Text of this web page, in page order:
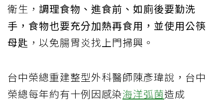
衛生， 調理食物、進食前、如廁後要勤洗
手，食物也要充分加熱再食用，並使用公筷
母匙 ，以免腸胃炎找上門掃興。
台中榮總重建整型外科醫師陳彥瑋說，台中
榮總每年約有十例因感染海洋弧菌造成